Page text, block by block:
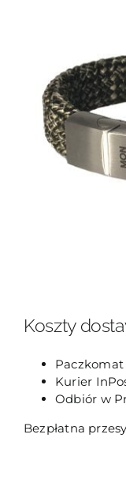
Koszty
Paczkomat
Kurier
Odbiór w
Bezpłatna